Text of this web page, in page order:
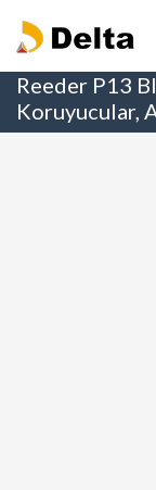
Reeder P13
Koruyucular,